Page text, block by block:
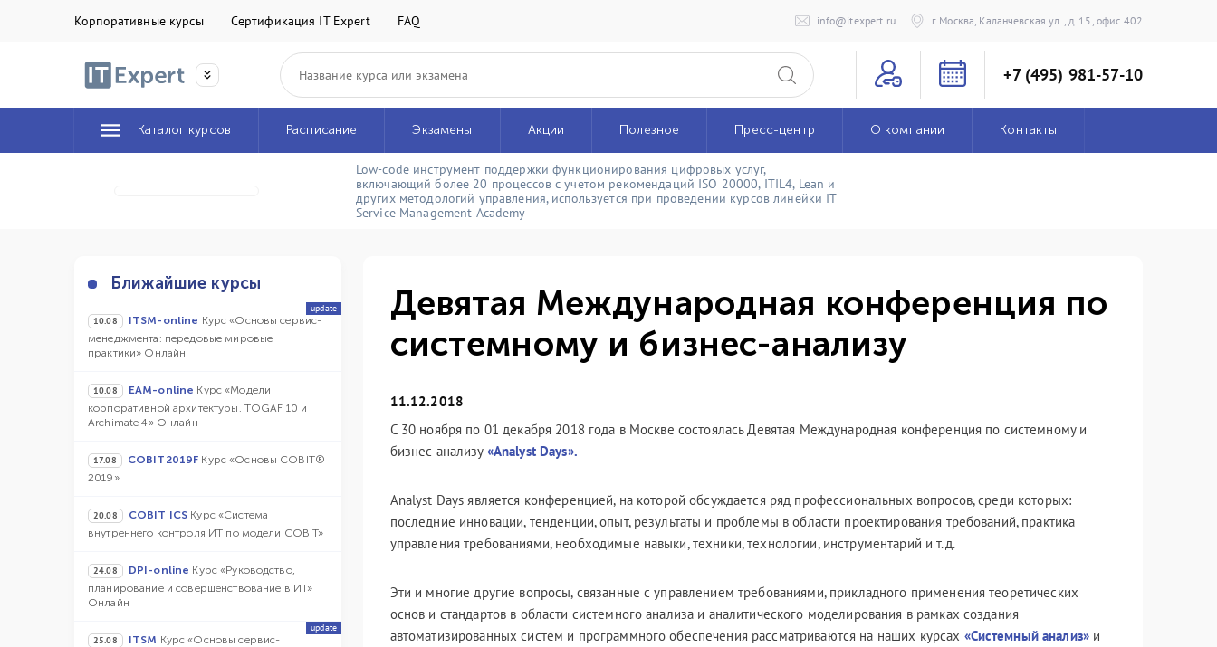
Корпоративные курсы Сертификация IT Expert FAQ info@itexpert.ru г. Москва, Каланчевская ул., д. 15, офис 402
+7 (495) 981-57-10
Каталог курсов Расписание Экзамены Акции Полезное Пресс-центр О компании Контакты
Low-code инструмент поддержки функционирования цифровых услуг,
включающий более 20 процессов с учетом рекомендаций ISO 20000, ITIL4, Lean и
других методологий управления, используется при проведении курсов линейки IT
Service Management Academy
Ближайшие курсы
10.08 ITSM-online Курс «Основы сервис-
менеджмента: передовые мировые
практики» Онлайн
update
10.08 EAM-online Курс «Модели
корпоративной архитектуры. TOGAF 10 и
Archimate 4» Онлайн
17.08 COBIT2019F Курс «Основы COBIT®
2019»
20.08 COBIT ICS Курс «Система
внутреннего контроля ИТ по модели COBIT»
24.08 DPI-online Курс «Руководство,
планирование и совершенствование в ИТ»
Онлайн
25.08 ITSM Курс «Основы сервис-
update
Девятая Международная конференция по
системному и бизнес-анализу
11.12.2018
С 30 ноября по 01 декабря 2018 года в Москве состоялась Девятая Международная конференция по системному и
бизнес-анализу «Analyst Days».
Analyst Days является конференцией, на которой обсуждается ряд профессиональных вопросов, среди которых:
последние инновации, тенденции, опыт, результаты и проблемы в области проектирования требований, практика
управления требованиями, необходимые навыки, техники, технологии, инструментарий и т.д.
Эти и многие другие вопросы, связанные с управлением требованиями, прикладного применения теоретических
основ и стандартов в области системного анализа и аналитического моделирования в рамках создания
автоматизированных систем и программного обеспечения рассматриваются на наших курсах «Системный анализ» и